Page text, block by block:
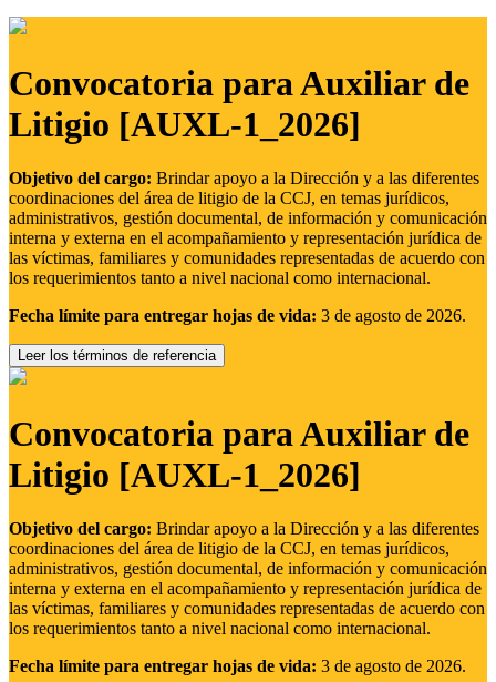
Convocatoria para Auxiliar de
Litigio [AUXL-1_2026]
Objetivo del cargo: Brindar apoyo a la Dirección y a las diferentes
coordinaciones del área de litigio de la CCJ, en temas jurídicos,
administrativos, gestión documental, de información y comunicación
interna y externa en el acompañamiento y representación jurídica de
las víctimas, familiares y comunidades representadas de acuerdo con
los requerimientos tanto a nivel nacional como internacional.
Fecha límite para entregar hojas de vida: 3 de agosto de 2026.
Leer los términos de referencia
Convocatoria para Auxiliar de
Litigio [AUXL-1_2026]
Objetivo del cargo: Brindar apoyo a la Dirección y a las diferentes
coordinaciones del área de litigio de la CCJ, en temas jurídicos,
administrativos, gestión documental, de información y comunicación
interna y externa en el acompañamiento y representación jurídica de
las víctimas, familiares y comunidades representadas de acuerdo con
los requerimientos tanto a nivel nacional como internacional.
Fecha límite para entregar hojas de vida: 3 de agosto de 2026.